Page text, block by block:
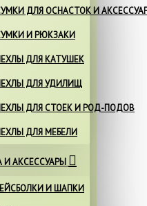
ДЛЯ ОСНАСТОК И
И РЮКЗАКИ
ДЛЯ КАТУШЕК
ДЛЯ УДИЛИЩ
ДЛЯ СТОЕК И РОД-ПОДОВ
ДЛЯ МЕБЕЛИ
АКСЕССУАРЫ
И ШАПКИ